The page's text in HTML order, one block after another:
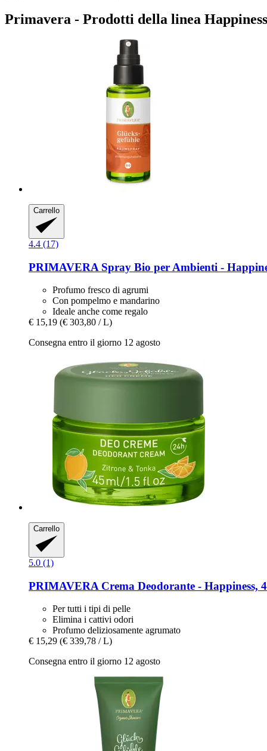
Primavera - Prodotti della linea
Carrello
4.4 (17)
PRIMAVERA Spray Bio per Ambienti -​
Profumo fresco di agrumi
Con pompelmo e mandarino
Ideale anche come regalo
€ 15,19 (€ 303,80 / L)
Consegna entro il giorno 12 agosto
Carrello
5.0 (1)
PRIMAVERA Crema Deodorante -​ Happiness,
Per tutti i tipi di pelle
Elimina i cattivi odori
Profumo deliziosamente agrumato
€ 15,29 (€ 339,78 / L)
Consegna entro il giorno 12 agosto